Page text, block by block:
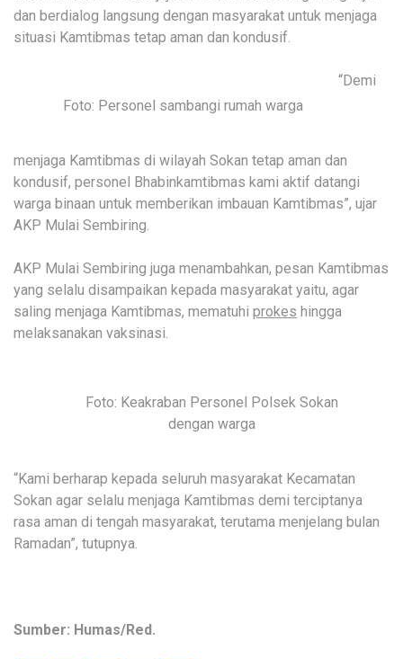
dan berdialog langsung dengan masyarakat untuk menjaga
situasi Kamtibmas tetap aman dan kondusif.
Foto: Personel sambangi rumah warga
“Demi
menjaga Kamtibmas di wilayah Sokan tetap aman dan
kondusif, personel Bhabinkamtibmas kami aktif datangi
warga binaan untuk memberikan imbauan Kamtibmas”, ujar
AKP Mulai Sembiring.
AKP Mulai Sembiring juga menambahkan, pesan Kamtibmas
yang selalu disampaikan kepada masyarakat yaitu, agar
saling menjaga Kamtibmas, mematuhi prokes hingga
melaksanakan vaksinasi.
Foto: Keakraban Personel Polsek Sokan
dengan warga
“Kami berharap kepada seluruh masyarakat Kecamatan
Sokan agar selalu menjaga Kamtibmas demi terciptanya
rasa aman di tengah masyarakat, terutama menjelang bulan
Ramadan”, tutupnya.
Sumber: Humas/Red.